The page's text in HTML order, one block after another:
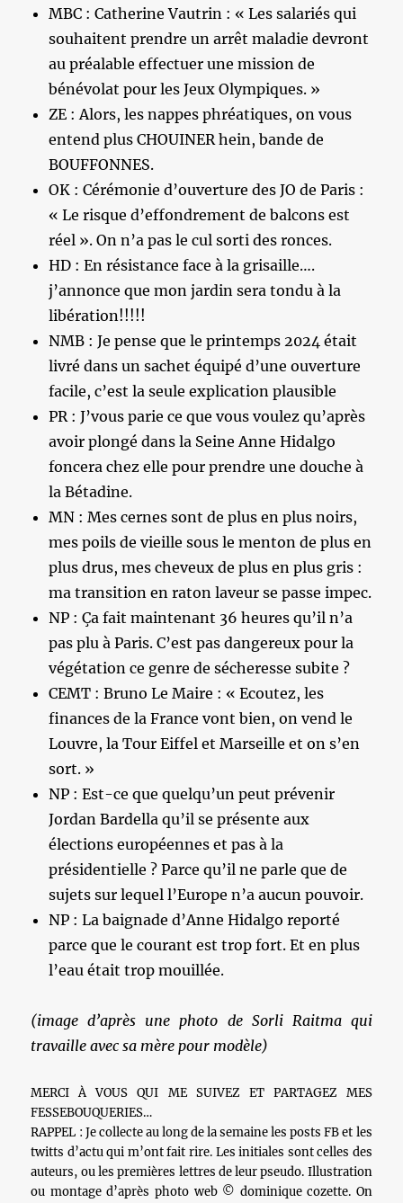
MBC : Catherine Vautrin : « Les salariés qui
souhaitent prendre un arrêt maladie devront
au préalable effectuer une mission de
bénévolat pour les Jeux Olympiques. »
ZE : Alors, les nappes phréatiques, on vous
entend plus CHOUINER hein, bande de
BOUFFONNES.
OK : Cérémonie d’ouverture des JO de Paris :
« Le risque d’effondrement de balcons est
réel ». On n’a pas le cul sorti des ronces.
HD : En résistance face à la grisaille….
j’annonce que mon jardin sera tondu à la
libération!!!!!
NMB : Je pense que le printemps 2024 était
livré dans un sachet équipé d’une ouverture
facile, c’est la seule explication plausible
PR : J’vous parie ce que vous voulez qu’après
avoir plongé dans la Seine Anne Hidalgo
foncera chez elle pour prendre une douche à
la Bétadine.
MN : Mes cernes sont de plus en plus noirs,
mes poils de vieille sous le menton de plus en
plus drus, mes cheveux de plus en plus gris :
ma transition en raton laveur se passe impec.
NP : Ça fait maintenant 36 heures qu’il n’a
pas plu à Paris. C’est pas dangereux pour la
végétation ce genre de sécheresse subite ?
CEMT : Bruno Le Maire : « Ecoutez, les
finances de la France vont bien, on vend le
Louvre, la Tour Eiffel et Marseille et on s’en
sort. »
NP : Est-ce que quelqu’un peut prévenir
Jordan Bardella qu’il se présente aux
élections européennes et pas à la
présidentielle ? Parce qu’il ne parle que de
sujets sur lequel l’Europe n’a aucun pouvoir.
NP : La baignade d’Anne Hidalgo reporté
parce que le courant est trop fort. Et en plus
l’eau était trop mouillée.
(image d’après une photo de Sorli Raitma qui
travaille avec sa mère pour modèle)
MERCI À VOUS QUI ME SUIVEZ ET PARTAGEZ MES
FESSEBOUQUERIES…
RAPPEL : Je collecte au long de la semaine les posts FB et les
twitts d’actu qui m’ont fait rire. Les initiales sont celles des
auteurs, ou les premières lettres de leur pseudo. Illustration
ou montage d’après photo web © dominique cozette. On